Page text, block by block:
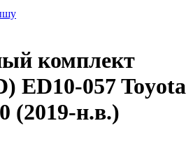
комплект
ED10-057 Toyota
(2019-н.в.)